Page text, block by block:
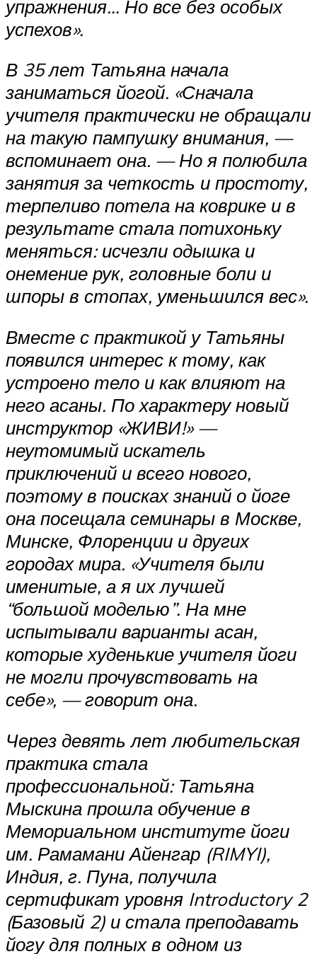
упражнения… Но все без особых
успехов».
В 35 лет Татьяна начала
заниматься йогой. «Сначала
учителя практически не обращали
на такую пампушку внимания, —
вспоминает она. — Но я полюбила
занятия за четкость и простоту,
терпеливо потела на коврике и в
результате стала потихоньку
меняться: исчезли одышка и
онемение рук, головные боли и
шпоры в стопах, уменьшился вес».
Вместе с практикой у Татьяны
появился интерес к тому, как
устроено тело и как влияют на
него асаны. По характеру новый
инструктор «ЖИВИ!» —
неутомимый искатель
приключений и всего нового,
поэтому в поисках знаний о йоге
она посещала семинары в Москве,
Минске, Флоренции и других
городах мира. «Учителя были
именитые, а я их лучшей
“большой моделью”. На мне
испытывали варианты асан,
которые худенькие учителя йоги
не могли прочувствовать на
себе», — говорит она.
Через девять лет любительская
практика стала
профессиональной: Татьяна
Мыскина прошла обучение в
Мемориальном институте йоги
им. Рамамани Айенгар (RIMYI),
Индия, г. Пуна, получила
сертификат уровня Introductory 2
(Базовый 2) и стала преподавать
йогу для полных в одном из